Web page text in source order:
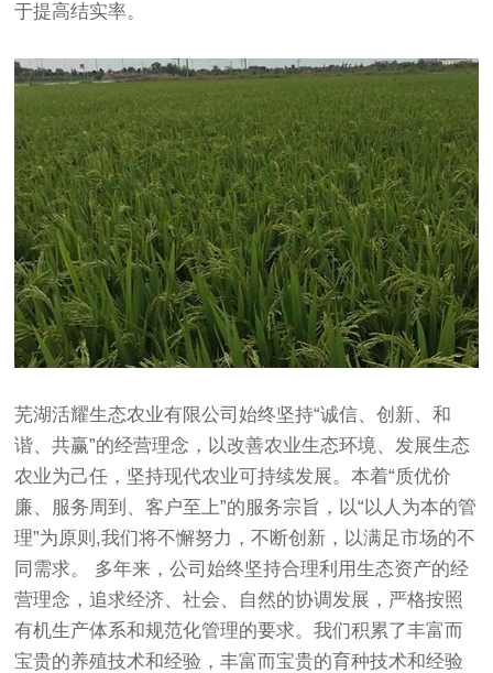
于提高结实率。
芜湖活耀生态农业有限公司始终坚持“诚信、创新、和
谐、共赢”的经营理念，以改善农业生态环境、发展生态
农业为己任，坚持现代农业可持续发展。本着“质优价
廉、服务周到、客户至上”的服务宗旨，以“以人为本的管
理”为原则,我们将不懈努力，不断创新，以满足市场的不
同需求。 多年来，公司始终坚持合理利用生态资产的经
营理念，追求经济、社会、自然的协调发展，严格按照
有机生产体系和规范化管理的要求。我们积累了丰富而
宝贵的养殖技术和经验，丰富而宝贵的育种技术和经验